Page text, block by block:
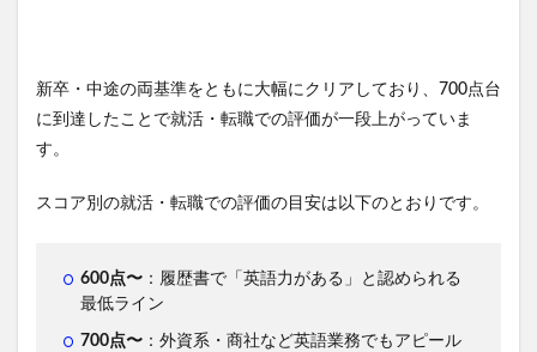
新卒・中途の両基準をともに大幅にクリアしており、700点台
に到達したことで就活・転職での評価が一段上がっていま
す。
スコア別の就活・転職での評価の目安は以下のとおりです。
600点〜 ：履歴書で「英語力がある」と認められる
最低ライン
700点〜 ：外資系・商社など英語業務でもアピール